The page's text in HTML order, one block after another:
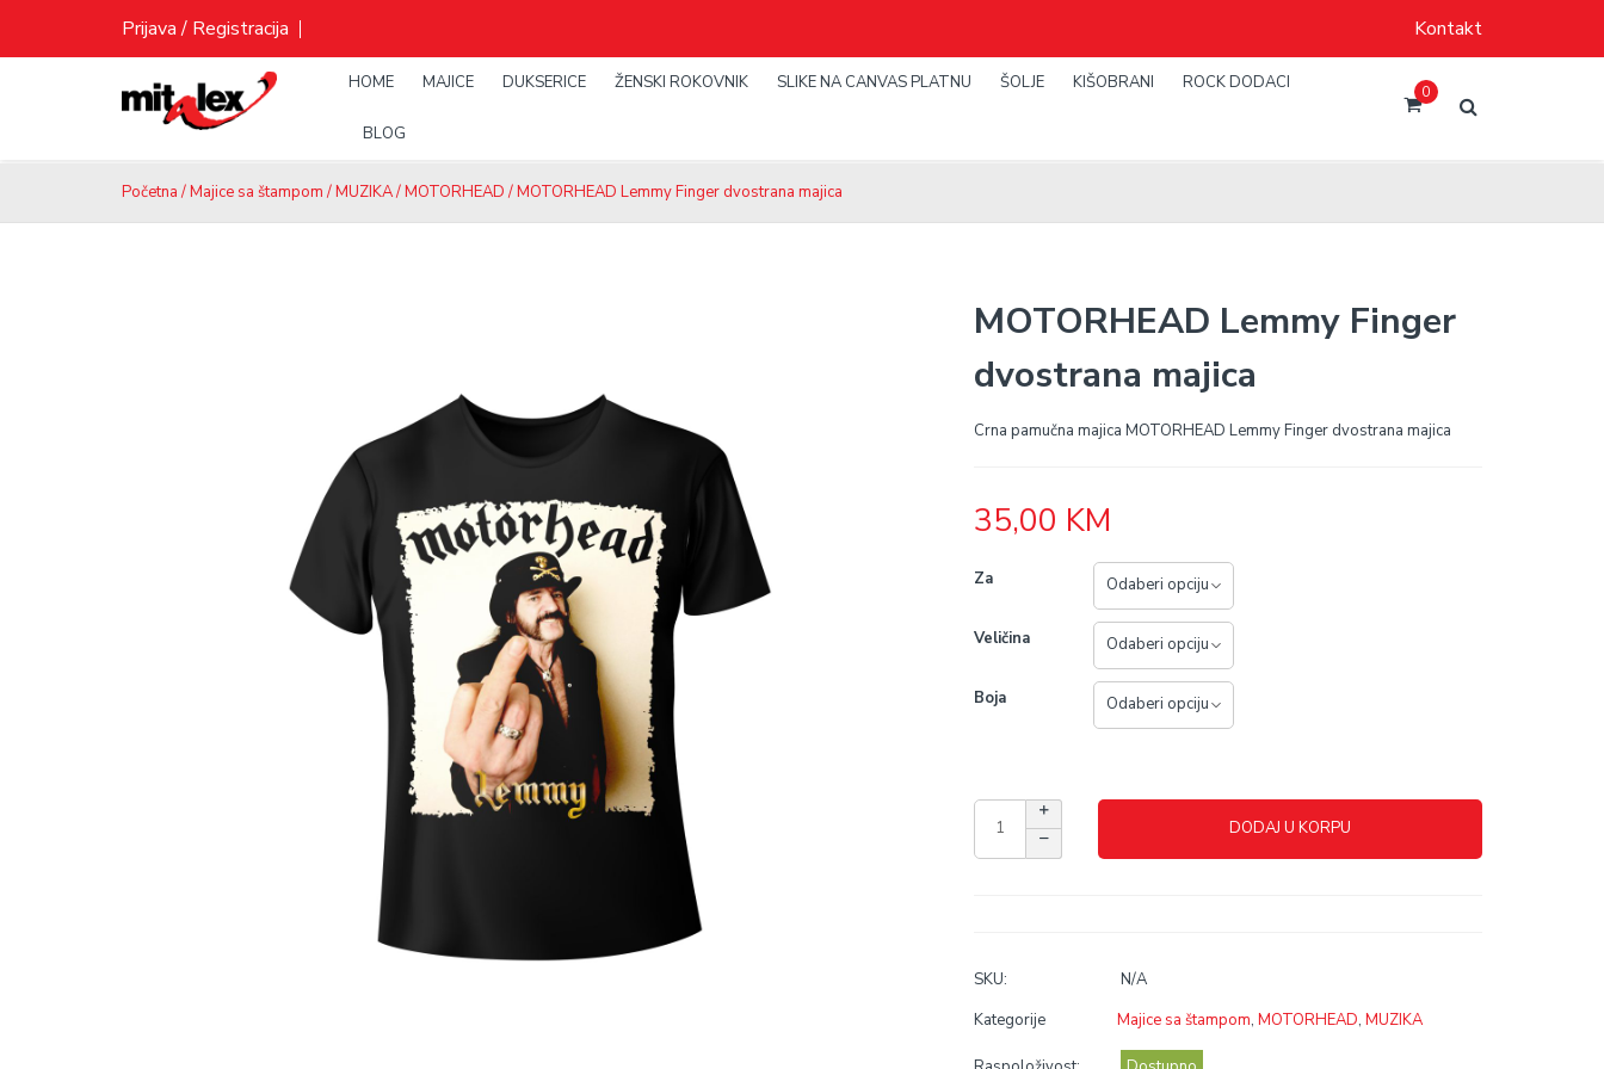
content
Prijava / Registracija Kontakt
HOME MAJICE DUKSERICE ŽENSKI ROKOVNIK SLIKE NA CANVAS PLATNU ŠOLJE KIŠOBRANI ROCK DODACI
BLOG
0
Početna /Majice sa štampom /MUZIKA/MOTORHEAD / MOTORHEAD Lemmy Finger dvostrana majica
MOTORHEAD Lemmy Finger
dvostrana majica
Crna pamučna majica MOTORHEAD Lemmy Finger dvostrana majica
35,00 KM
Za
Veličina
Boja
DODAJ U KORPU
SKU:
N/A
Kategorije
Majice sa štampom, MOTORHEAD, MUZIKA